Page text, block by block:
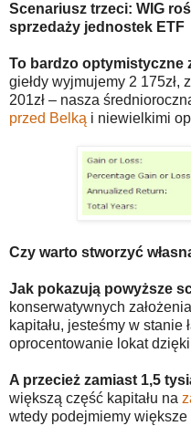
Scenariusz trzeci: WIG
sprzedaży jednostek ETF
To bardzo optymistyczne
giełdy wyjmujemy 2 175zł,
201zł – nasza
przed Belką i niewielkimi
Czy warto stworzyć
Jak pokazują powyższe
konserwatywnych
kapitału, jesteśmy w stanie
oprocentowanie lokat dzięki
A przecież zamiast 1,5
większą część kapitału na
wtedy podejmiemy